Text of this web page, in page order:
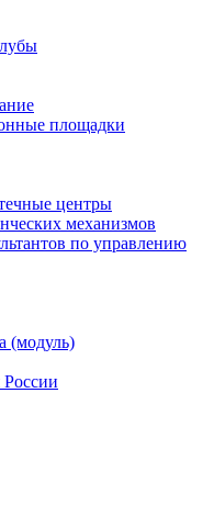
площадки
центры
механизмов
по управлению
(модуль)